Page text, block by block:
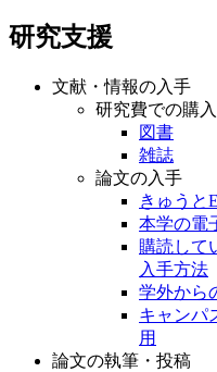
研究支援
文献・情報の入手
研究費での購入
図書
雑誌
論文の入手
きゅうと
本学の電
購読して
入手方法
学外から
キャンパ
用
論文の執筆・投稿